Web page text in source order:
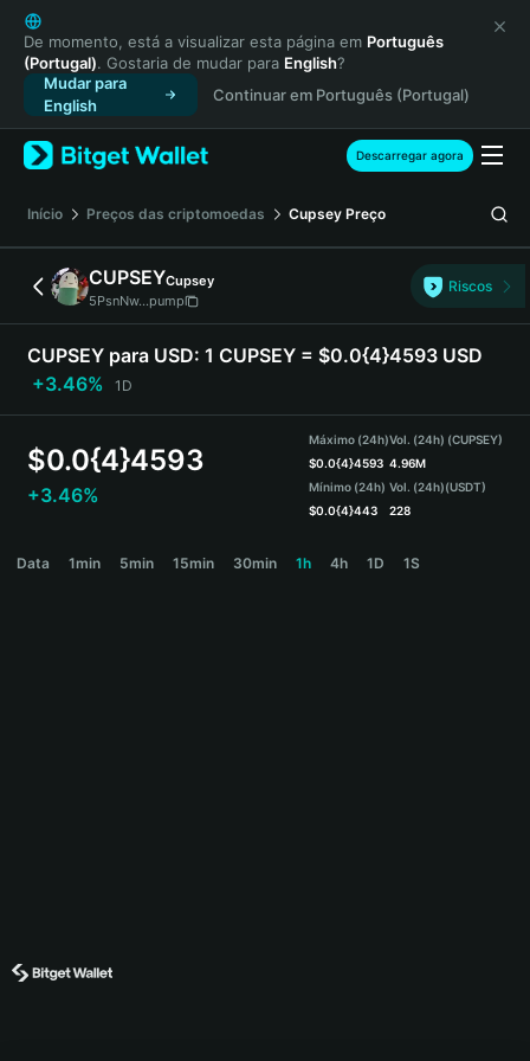
English
日本語
Tiếng Việt
Русский
Español (Latinoamérica)
Türkçe
Français
Deutsch
简体中文
繁體中文
Português (Portugal)
Bahasa Indonesia
ภาษาไทย
हिन्दी
Español
Português (Brasil)
De momento, está a visualizar esta página em Português
(Portugal). Gostaria de mudar para English?
Mudar para
English
Continuar em Português (Portugal)
Descarregar agora
Início Preços das criptomoedas Cupsey Preço
CUPSEYCupsey
5PsnNw...pump
Riscos
CUPSEY para USD: 1 CUPSEY = $0.0{4}4593 USD
+3.46%
1D
$0.0{4}4593
+3.46%
Máximo (24h)
$0.0{4}4593
Mínimo (24h)
$0.0{4}443
Vol. (24h) (CUPSEY)
4.96M
Vol. (24h)(USDT)
228
Data 1min 5min 15min 30min 1h 4h 1D 1S